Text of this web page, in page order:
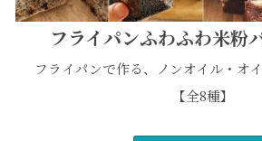
フライパンふわふわ米粉
フライパンで作る、ノンオイル・オ
【全8種】